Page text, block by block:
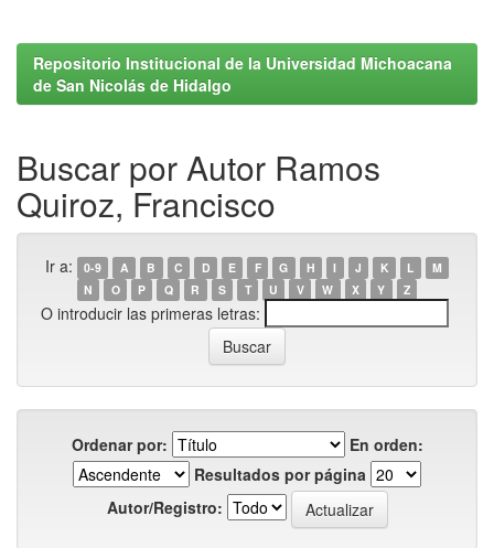
Repositorio Institucional de la Universidad Michoacana
de San Nicolás de Hidalgo
Buscar por Autor Ramos
Quiroz, Francisco
Ir a: 0-9 A B C D E F G H I J K L
M
N
O P Q R S T U V W X Y Z
O introducir las primeras letras:
Ordenar por:
En orden:
Resultados por página
Autor/Registro: